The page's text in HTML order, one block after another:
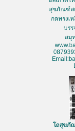
สุขภัณฑ์ส
กดทรงเ
บรร
สมุ
โถสุขภั